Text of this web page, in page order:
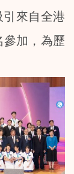
來自全港
參加，為歷